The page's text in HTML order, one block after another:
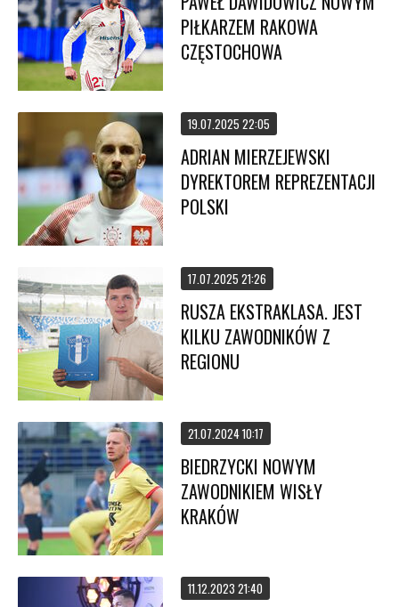
PIŁKARZEM RAKOWA
CZĘSTOCHOWA
19.07.2025 22:05
ADRIAN MIERZEJEWSKI
DYREKTOREM REPREZENTACJI
POLSKI
17.07.2025 21:26
RUSZA EKSTRAKLASA. JEST
KILKU ZAWODNIKÓW Z
REGIONU
21.07.2024 10:17
BIEDRZYCKI NOWYM
ZAWODNIKIEM WISŁY
KRAKÓW
11.12.2023 21:40